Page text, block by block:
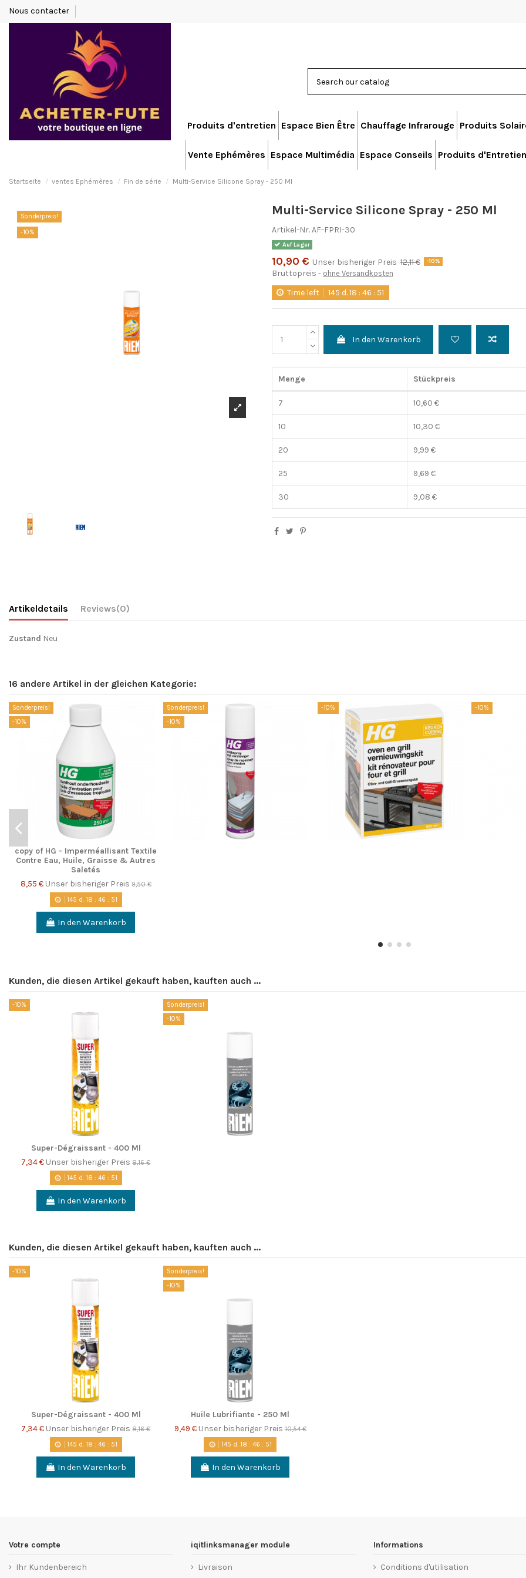
Nous contacter
Produits d'entretien Espace Bien Être Chauffage Infrarouge Produits
Vente Ephémères Espace Multimédia Espace Conseils Produits d'Entretien
Startseite ventes Ephémères Fin de série Multi-Service Silicone Spray - 250 Ml
Sonderpreis!
-10%
Multi-Service Silicone Spray - 250 Ml
Artikel-Nr.AF-FPRI-30
Auf Lager
10,90 € Unser bisheriger Preis 12,11 € -10%
Bruttopreis ohne Versandkosten
Time left 145 d.18 :46 : 51
In den Warenkorb
Menge Stückpreis
7 10,60 €
10 10,30 €
20 9,99 €
25 9,69 €
30 9,08 €
Artikeldetails Reviews(0)
Zustand Neu
16 andere Artikel in der gleichen Kategorie:
Sonderpreis!
-10%
copy of HG - ImperméaIlisant Textile
Contre Eau, Huile, Graisse & Autres
Saletés
8,55 € Unser bisheriger Preis 9,50 €
145 d. 18 : 46 : 51
In den Warenkorb
Sonderpreis!
-10%
-10% -10%
Kunden, die diesen Artikel gekauft haben, kauften auch ...
-10%
Super-Dégraissant - 400 Ml
7,34 € Unser bisheriger Preis8,16 €
145 d. 18 : 46 : 51
In den Warenkorb
Sonderpreis!
-10%
Kunden, die diesen Artikel gekauft haben, kauften auch ...
-10%
Super-Dégraissant - 400 Ml
7,34 € Unser bisheriger Preis8,16 €
145 d. 18 : 46 : 51
In den Warenkorb
Sonderpreis!
-10%
Huile Lubrifiante - 250 Ml
9,49 € Unser bisheriger Preis10,54 €
145 d. 18 : 46 : 51
In den Warenkorb
Votre compte
Ihr Kundenbereich
iqitlinksmanager module
Livraison
Informations
Conditions d'utilisation